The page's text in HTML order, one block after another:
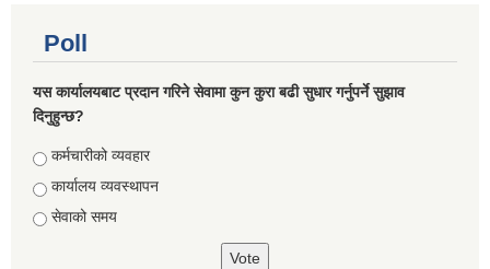
Poll
यस कार्यालयबाट प्रदान गरिने सेवामा कुन कुरा बढी सुधार गर्नुपर्ने सुझाव
दिनुहुन्छ?
Choices
कर्मचारीको व्यवहार
कार्यालय व्यवस्थापन
सेवाको समय